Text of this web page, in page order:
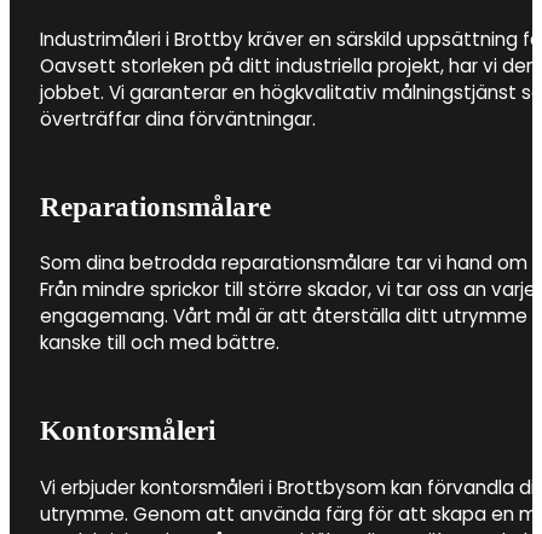
Industrimåleri i Brottby kräver en särskild uppsättning
Oavsett storleken på ditt industriella projekt, har vi
jobbet. Vi garanterar en högkvalitativ målningstjänst
överträffar dina förväntningar.
Reparationsmålare
Som dina betrodda reparationsmålare tar vi hand om
Från mindre sprickor till större skador, vi tar oss an
engagemang. Vårt mål är att återställa ditt utrymme
kanske till och med bättre.
Kontorsmåleri
Vi erbjuder kontorsmåleri i Brottbysom kan förvandla
utrymme. Genom att använda färg för att skapa en